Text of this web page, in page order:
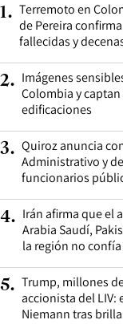
1. Terremoto en
de Pereira
fallecidas y
2. Imágenes
Colombia y
edificaciones
3. Quiroz anuncia
Administrativo y
funcionarios
4. Irán afirma que el
Arabia Saudí,
la región no
5. Trump, millones
accionista del
Niemann tras